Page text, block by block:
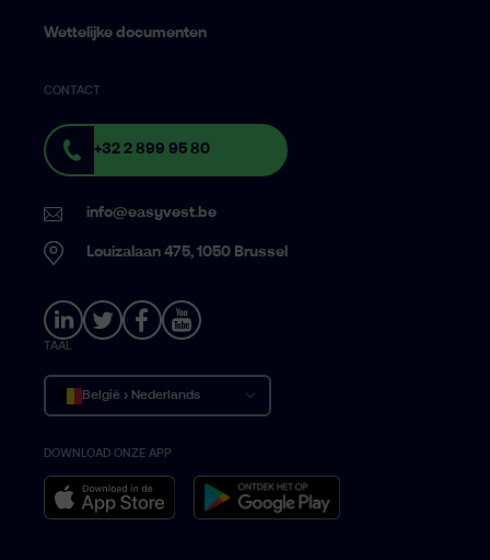
Wettelijke documenten
CONTACT
+32 2 899 95 80
info@easyvest.be
Louizalaan 475, 1050 Brussel
TAAL
België › Nederlands
Belgique › Français
Belgium › English
DOWNLOAD ONZE APP